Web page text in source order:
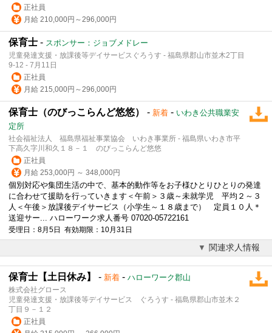
正社員
月給 210,000円～296,000円
保育士 - スポンサー：ジョブメドレー
児童発達支援・放課後等デイサービスぐろうす - 福島県郡山市並木2丁目
9-12 - 7月11日
正社員
月給 215,000円～296,000円
保育士（のびっこらんど悠悠） - 新着 - いわき公共職業安
定所
社会福祉法人 福島県福祉事業協会 いわき事業所 - 福島県いわき市平
下高久字川和久１８－１ のびっこらんど悠悠
正社員
月給 253,000円 ～ 348,000円
個別対応や集団生活の中で、基本的動作等をお子様ひとりひとりの発達
に合わせて援助を行っていきます＜午前＞３歳～未就学児 平均２～３
人＜午後＞ 放課後デイサービス
（小学生～１８歳まで） 定員１０人＊
送迎サー... ハローワーク求人番号 07020-05722161
受理日：8月5日 有効期限：10月31日
関連求人情報
保育士【土日休み】 - 新着 - ハローワーク郡山
株式会社グロース
児童発達支援・放課後等デイサービス ぐろうす - 福島県郡山市並木２
丁目９－１２
正社員